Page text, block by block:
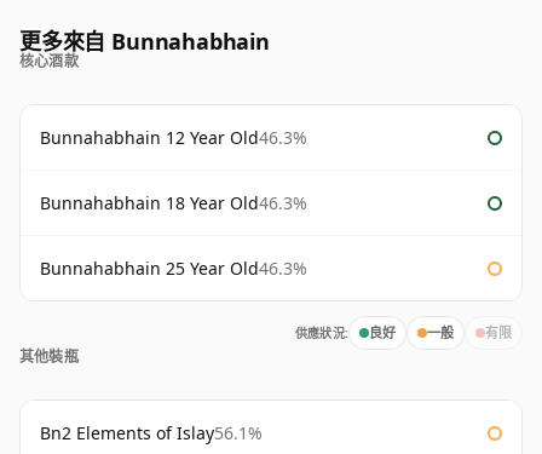
更多來自 Bunnahabhain
核心酒款
Bunnahabhain 12 Year Old46.3%
Bunnahabhain 18 Year Old46.3%
Bunnahabhain 25 Year Old46.3%
供應狀況: 良好 一般 有限
其他裝瓶
Bn2 Elements of Islay56.1%